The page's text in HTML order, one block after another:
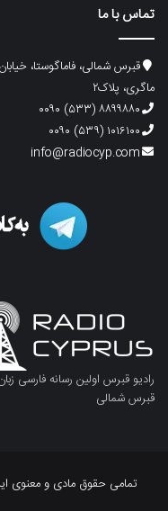
تماس با ما
ماگری، پلاک۲
۸۸۹۹۸۸۰ (۵۳۳) ۰۰۹۰
۱۰۱۶۱۰۰ (۵۳۹) ۰۰۹۰
info@radiocyp.com
رادیو قبرس اولین رسانه فارسی
قبرس شمالی
تمامی حقوق مادی و معنوی